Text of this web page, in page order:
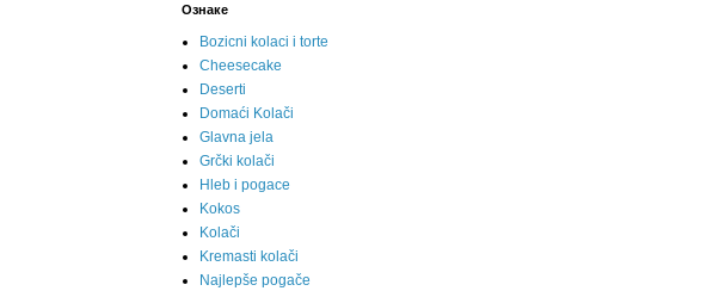
Ознаке
Bozicni kolaci i torte
Cheesecake
Deserti
Domaći Kolači
Glavna jela
Grčki kolači
Hleb i pogace
Kokos
Kolači
Kremasti kolači
Najlepše pogače